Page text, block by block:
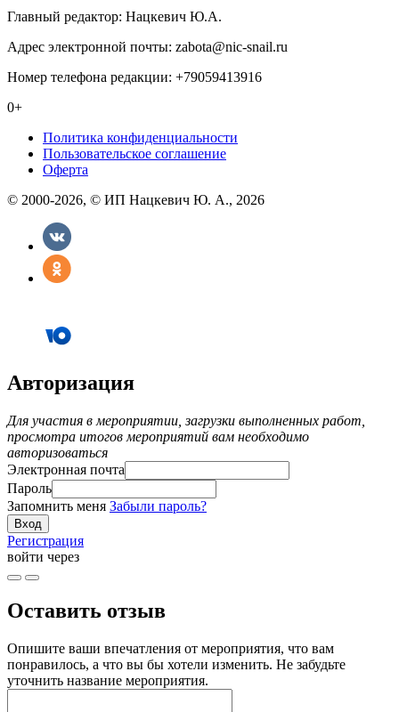
Главный редактор: Нацкевич Ю.А.
Адрес электронной почты: zabota@nic-snail.ru
Номер телефона редакции: +79059413916
0+
Политика конфиденциальности
Пользовательское соглашение
Оферта
© 2000-2026, © ИП Нацкевич Ю. А., 2026
Авторизация
Для участия в мероприятии, загрузки выполненных работ,
просмотра итогов мероприятий вам необходимо
авторизоваться
Электронная почта
Пароль
Запомнить меня Забыли пароль?
Регистрация
войти через
Оставить отзыв
Опишите ваши впечатления от мероприятия, что вам
понравилось, а что вы бы хотели изменить. Не забудьте
уточнить название мероприятия.